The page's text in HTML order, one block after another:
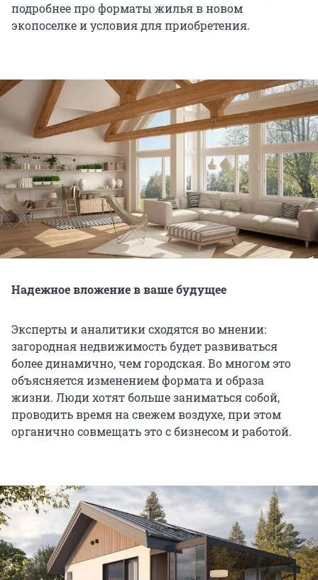
подробнее про форматы жилья в новом
экопоселке и условия для приобретения.
Надежное вложение в ваше будущее
Эксперты и аналитики сходятся во мнении:
загородная недвижимость будет развиваться
более динамично, чем городская. Во многом это
объясняется изменением формата и образа
жизни. Люди хотят больше заниматься собой,
проводить время на свежем воздухе, при этом
органично совмещать это с бизнесом и работой.